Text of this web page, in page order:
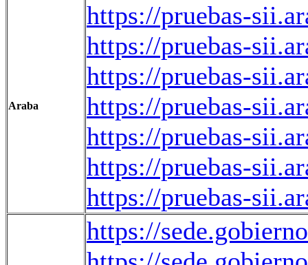
Araba
https://pruebas-
https://pruebas-
https://pruebas-
https://pruebas-
https://pruebas-
https://pruebas-
https://pruebas-
https://